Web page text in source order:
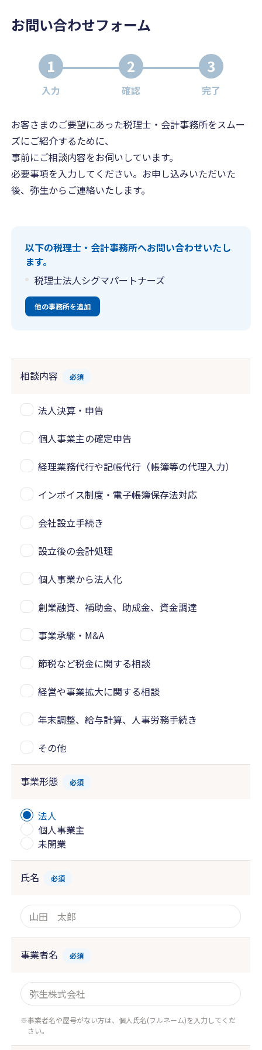
お問い合わせフォーム
1
入力
2
確認
3
完了
お客さまのご要望にあった税理士・会計事務所をスムー
ズにご紹介するために、
事前にご相談内容をお伺いしています。
必要事項を入力してください。お申し込みいただいた
後、弥生からご連絡いたします。
以下の税理士・会計事務所へお問い合わせいたし
ます。
税理士法人シグマパートナーズ
他の事務所を追加
相談内容 必須
法人決算・申告
個人事業主の確定申告
経理業務代行や記帳代行（帳簿等の代理入力）
インボイス制度・電子帳簿保存法対応
会社設立手続き
設立後の会計処理
個人事業から法人化
創業融資、補助金、助成金、資金調達
事業承継・M&A
節税など税金に関する相談
経営や事業拡大に関する相談
年末調整、給与計算、人事労務手続き
その他
事業形態 必須
法人
個人事業主
未開業
氏名 必須
事業者名 必須
事業者名や屋号がない方は、個人氏名(フルネーム)を入力してくだ
さい。